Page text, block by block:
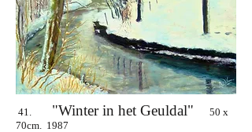
41. "Winter in het Geuldal"
50 x
70cm. 1987